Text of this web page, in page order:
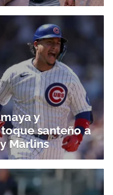
y
santeño a
Marlins